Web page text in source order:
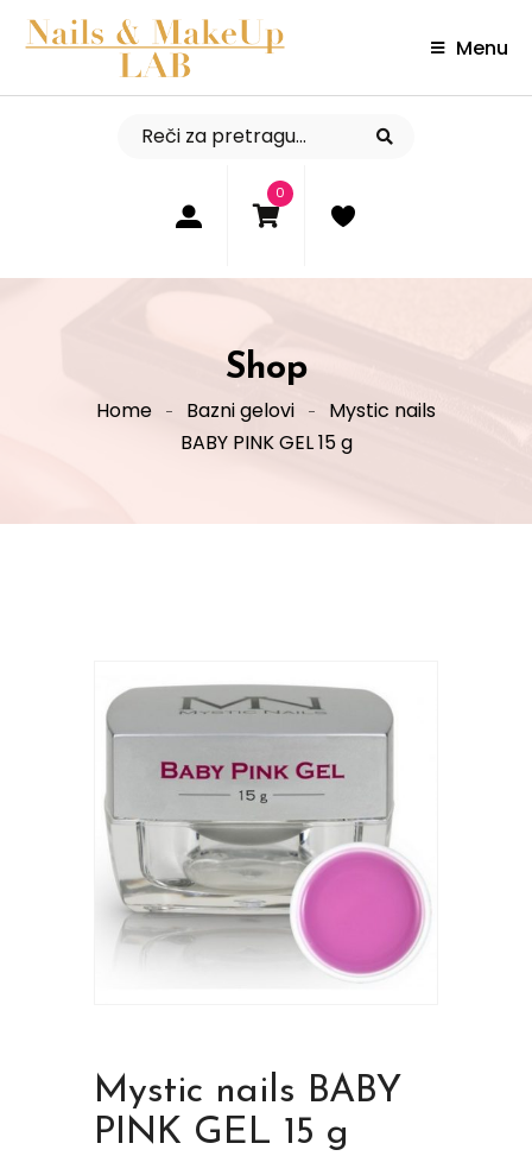
Menu
0
Shop
Home Bazni gelovi
Mystic nails
BABY PINK GEL 15 g
Mystic nails BABY
PINK GEL 15 g